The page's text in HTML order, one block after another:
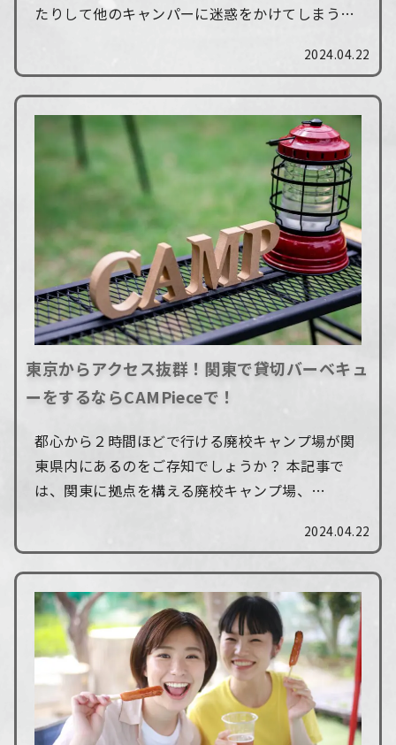
たりして他のキャンパーに迷惑をかけてしまうこ
切キャンプです。 貸切キャンプは、自分たち...
2024.04.22
東京からアクセス抜群！関東で貸切バーベキュ
ーをするならCAMPieceで！
都心から２時間ほどで行ける廃校キャンプ場が関
東県内にあるのをご存知でしょうか？ 本記事で
は、関東に拠点を構える廃校キャンプ場、
アクセスできる貸切バーベキュー場や、キャン
2024.04.22